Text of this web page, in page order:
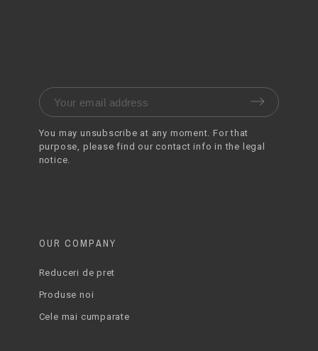
You may unsubscribe at any moment. For that
purpose, please find our contact info in the legal
notice.
OUR COMPANY
Reduceri de pret
Produse noi
Cele mai cumparate